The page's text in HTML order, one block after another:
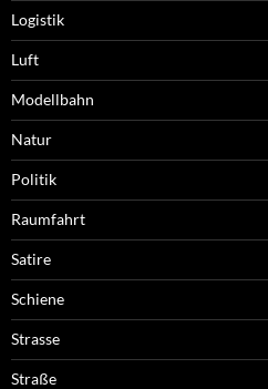
Logistik
Luft
Modellbahn
Natur
Politik
Raumfahrt
Satire
Schiene
Strasse
Straße